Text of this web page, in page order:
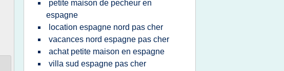
petite maison de pecheur en
espagne
location espagne nord pas cher
vacances nord espagne pas cher
achat petite maison en espagne
villa sud espagne pas cher